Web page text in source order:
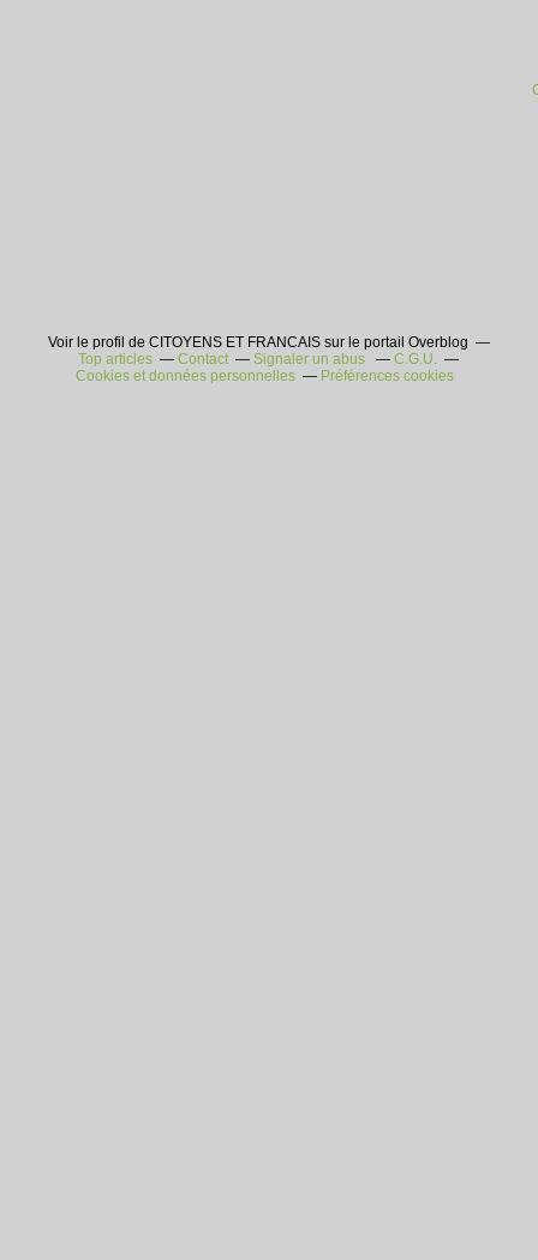
Voir le profil de CITOYENS ET FRANCAIS sur le portail Overblog
Top articles
Contact Signaler un abus
C.G.U.
Cookies et données personnelles
Préférences cookies